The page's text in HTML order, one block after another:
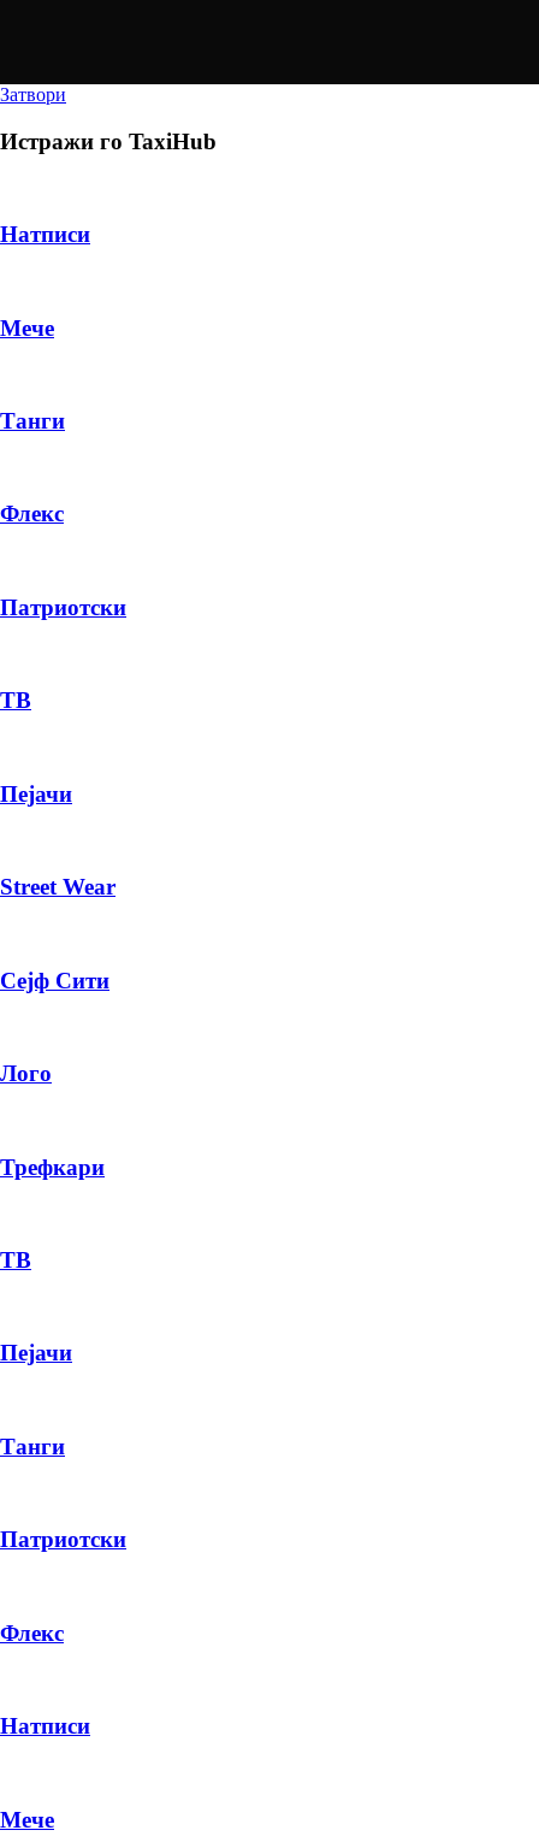
Затвори
Истражи го TaxiHub
Натписи
Мече
Танги
Флекс
Патриотски
ТВ
Пејачи
Street Wear
Сејф Сити
Лого
Трефкари
ТВ
Пејачи
Танги
Патриотски
Флекс
Натписи
Мече